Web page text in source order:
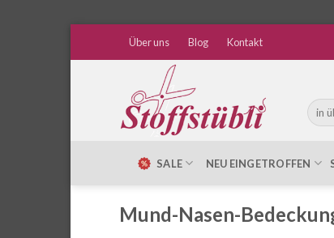
Über uns Blog Kontakt
Suche
nach:
SALE NEU EINGETROFFEN
Mund-Nasen-